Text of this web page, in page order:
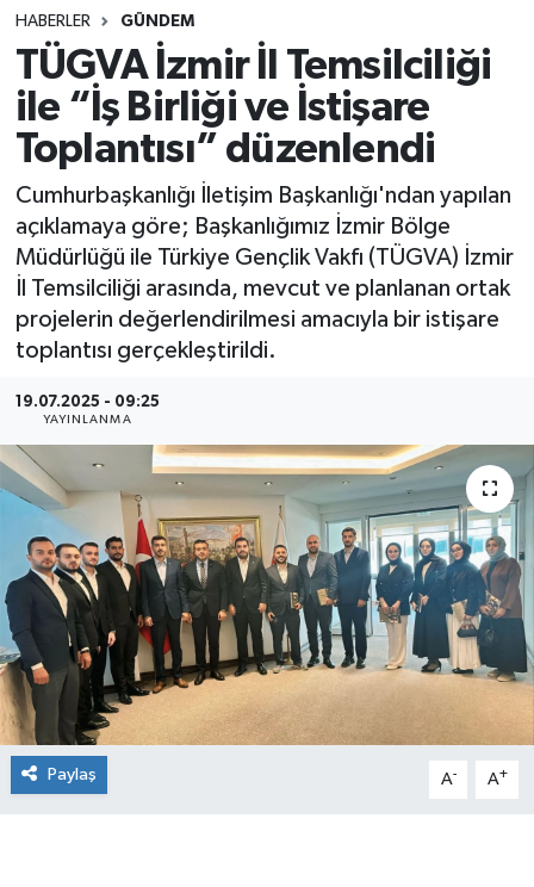
HABERLER GÜNDEM
TÜGVA İzmir İl Temsilciliği
ile “İş Birliği ve İstişare
Toplantısı” düzenlendi
Cumhurbaşkanlığı İletişim Başkanlığı'ndan yapılan
açıklamaya göre; Başkanlığımız İzmir Bölge
Müdürlüğü ile Türkiye Gençlik Vakfı (TÜGVA) İzmir
İl Temsilciliği arasında, mevcut ve planlanan ortak
projelerin değerlendirilmesi amacıyla bir istişare
toplantısı gerçekleştirildi.
19.07.2025 - 09:25
YAYINLANMA
Paylaş A- A+
SINAVLAR
YARIŞMA/ETKİNLİKLER
ANKET
AKADEMİK/BİLİM
MEVZUAT/KARARLAR